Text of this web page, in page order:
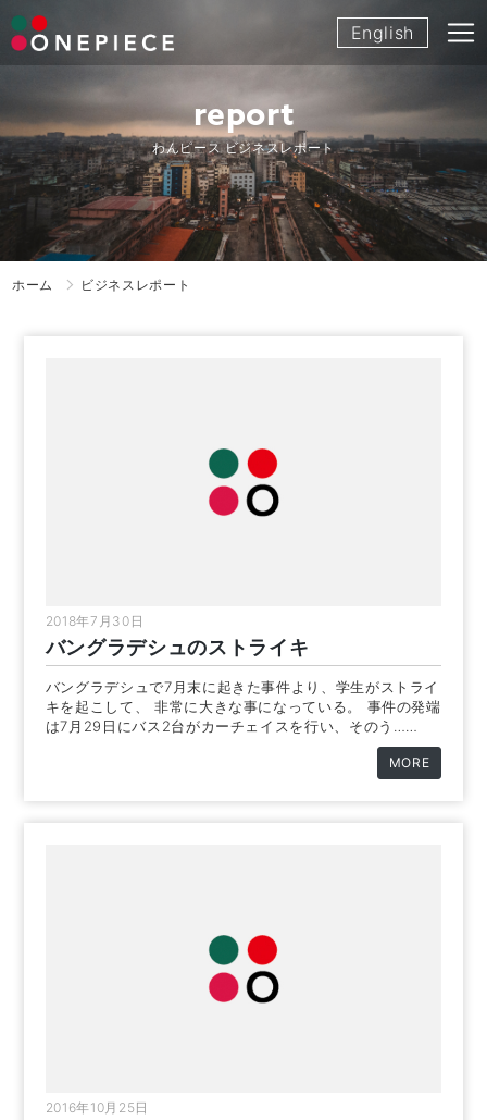
Skip
to
English
report
わんピース ビジネスレポート
ホーム ビジネスレポート
2018年7月30日
バングラデシュのストライキ
バングラデシュで7月末に起きた事件より、学生がストライ
キを起こして、 非常に大きな事になっている。 事件の発端
は7月29日にバス2台がカーチェイスを行い、そのう……
MORE
2016年10月25日